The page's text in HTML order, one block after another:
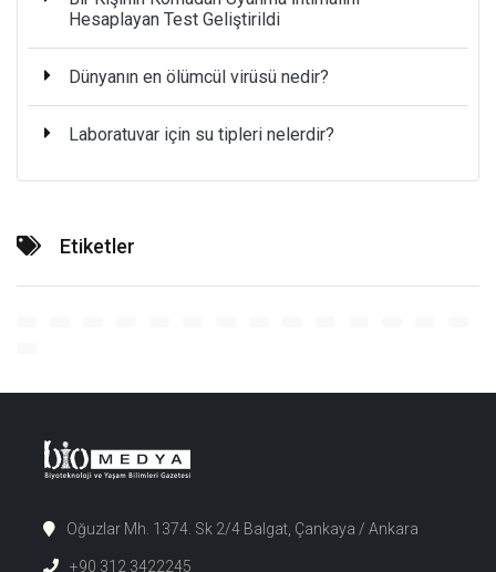
Hesaplayan Test Geliştirildi
Dünyanın en ölümcül virüsü nedir?
Laboratuvar için su tipleri nelerdir?
Etiketler
Oğuzlar Mh. 1374. Sk 2/4 Balgat, Çankaya / Ankara
+90 312 3422245